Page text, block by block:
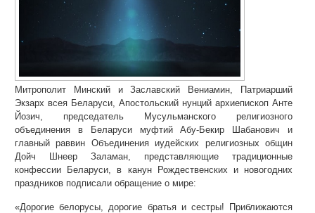
Митрополит Минский и Заславский Вениамин, Патриарший
Экзарх всея Беларуси, Апостольский нунций архиепископ Анте
Йозич, председатель Мусульманского религиозного
объединения в Беларуси муфтий Абу-Бекир Шабанович и
главный раввин Объединения иудейских религиозных общин
Дойч Шнеер Заламан, представляющие традиционные
конфессии Беларуси, в канун Рождественских и новогодних
праздников подписали обращение о мире:
«Дорогие белорусы, дорогие братья и сестры! Приближаются